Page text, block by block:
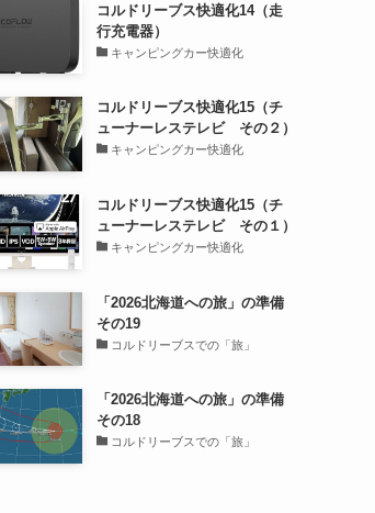
コルドリーブス快適化14（走
行充電器）
キャンピングカー快適化
コルドリーブス快適化15（チ
ューナーレステレビ その２）
キャンピングカー快適化
コルドリーブス快適化15（チ
ューナーレステレビ その１）
キャンピングカー快適化
「2026北海道への旅」の準備
その19
コルドリーブスでの「旅」
「2026北海道への旅」の準備
その18
コルドリーブスでの「旅」